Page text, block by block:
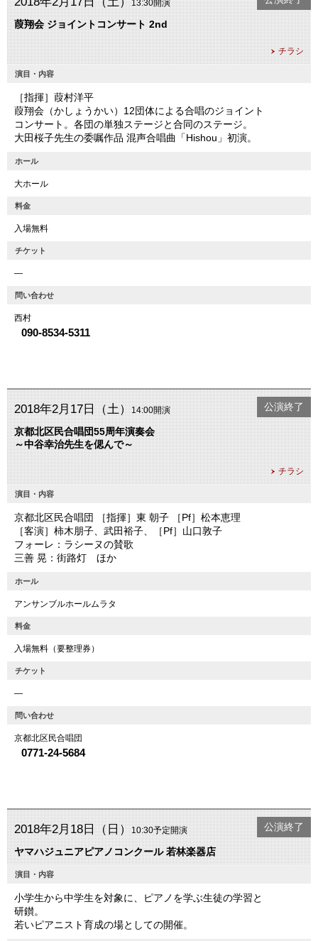
13:30開演
葭翔会 ジョイントコンサート 2nd
チラシ
演目・内容
［指揮］葭村洋平
葭翔会（かしょうかい）12団体による合唱のジョイント
コンサート。各団の単独ステージと合同のステージ。
大田桜子先生の委嘱作品 混声合唱曲「Hishou」初演。
ホール
大ホール
料金
入場無料
チケット
―
問い合わせ
西村
090-8534-5311
2018年2月17日（土）14:00開演
京都北区民合唱団55周年演奏会
～中谷幸治先生を偲んで～
チラシ
公演終了
演目・内容
京都北区民合唱団 ［指揮］東 朝子 ［Pf］松本恵理
［客演］柿木朋子、武田裕子、［Pf］山口敦子
フォーレ：ラシーヌの賛歌
三善 晃：街路灯 ほか
ホール
アンサンブルホールムラタ
料金
入場無料（要整理券）
チケット
―
問い合わせ
京都北区民合唱団
0771-24-5684
2018年2月18日（日）10:30予定開演
ヤマハジュニアピアノコンクール 若林楽器店
公演終了
演目・内容
小学生から中学生を対象に、ピアノを学ぶ生徒の学習と
研鑚。
若いピアニスト育成の場としての開催。